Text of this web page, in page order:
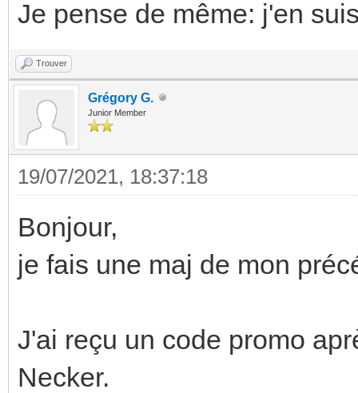
Je pense de même: j'en
Trouver
Grégory G.
Junior Member
19/07/2021, 18:37:18
Bonjour,
je fais une maj de mon
J'ai reçu un code promo
Necker.